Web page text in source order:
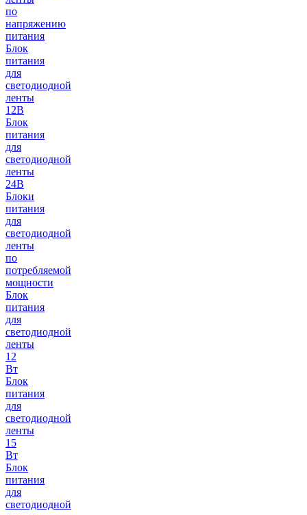
по
напряжению
питания
Блок
питания
для
светодиодной
ленты
12В
Блок
питания
для
светодиодной
ленты
24В
Блоки
питания
для
светодиодной
ленты
по
потребляемой
мощности
Блок
питания
для
светодиодной
ленты
12
Вт
Блок
питания
для
светодиодной
ленты
15
Вт
Блок
питания
для
светодиодной